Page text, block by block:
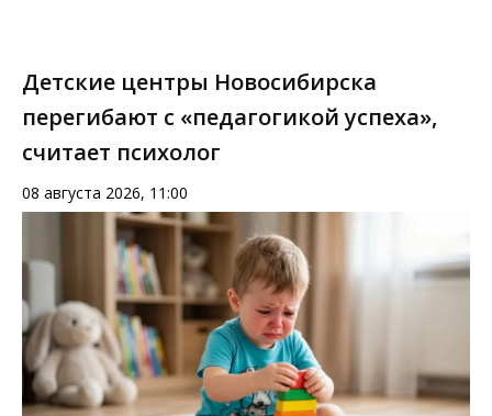
Детские центры Новосибирска
перегибают с «педагогикой успеха»,
считает психолог
08 августа 2026, 11:00